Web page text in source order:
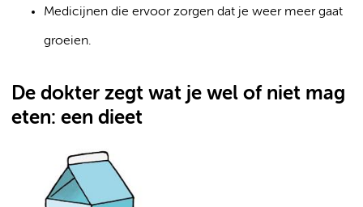
Medicijnen die ervoor zorgen dat je weer meer gaat
groeien.
De dokter zegt wat je wel of niet mag
eten: een dieet